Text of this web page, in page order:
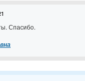
Спасибо.